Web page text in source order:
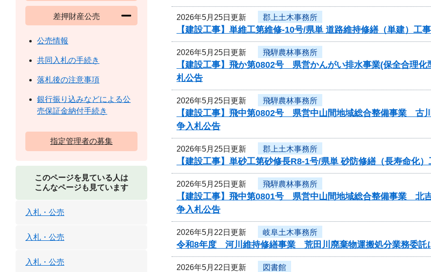
2026年5月25日更新 郡上土木事務所
【建設工事】単維工第維修-10号/県単 道路維持修繕（単建）工
2026年5月25日更新 飛騨農林事務所
【建設工事】飛か第0802号 県営かんがい排水事業(保全合理
札公告
2026年5月25日更新 飛騨農林事務所
【建設工事】飛中第0802号 県営中山間地域総合整備事業 古
争入札公告
2026年5月25日更新 郡上土木事務所
【建設工事】単砂工第砂修長R8-1号/県単 砂防修繕（長寿命化
2026年5月25日更新 飛騨農林事務所
【建設工事】飛中第0801号 県営中山間地域総合整備事業 北
争入札公告
2026年5月22日更新 岐阜土木事務所
令和8年度 河川維持修繕事業 荒田川廃棄物運搬処分業務委託
2026年5月22日更新 図書館
差押財産公売
公売情報
共同入札の手続き
落札後の注意事項
銀行振り込みなどによる公
売保証金納付手続き
指定管理者の募集
このページを見ている人は
こんなページも見ています
入札・公売
入札・公売
入札・公売